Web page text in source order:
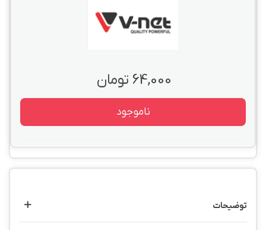
64,000 تومان
ناموجود
توضیحات